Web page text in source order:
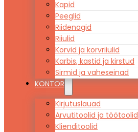
Kapid
Peeglid
Riidenagid
Riiulid
Korvid ja korvriiulid
Karbis, kastid ja kirstud
Sirmid ja vaheseinad
KONTOR
Kirjutuslauad
Arvutitoolid ja töötoolid
Klienditoolid